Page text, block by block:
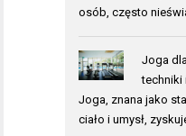
osób, często
Joga
techniki
Joga, znana jako
ciało i umysł,